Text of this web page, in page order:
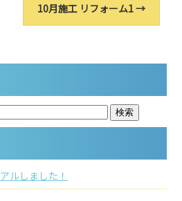
10月施工 リフォーム1→
ルしました！